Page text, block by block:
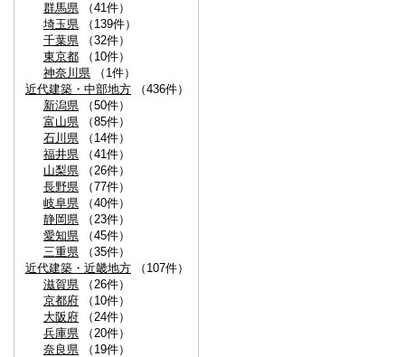
群馬県 （41件）
埼玉県 （139件）
千葉県 （32件）
東京都 （10件）
神奈川県 （1件）
近代建築・中部地方 （436件）
新潟県 （50件）
富山県 （85件）
石川県 （14件）
福井県 （41件）
山梨県 （26件）
長野県 （77件）
岐阜県 （40件）
静岡県 （23件）
愛知県 （45件）
三重県 （35件）
近代建築・近畿地方 （107件）
滋賀県 （26件）
京都府 （10件）
大阪府 （24件）
兵庫県 （20件）
奈良県 （19件）